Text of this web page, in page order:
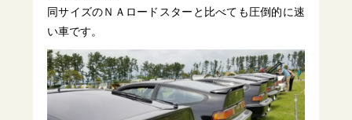
同サイズのＮＡロードスターと比べても圧倒的に速
い車です。